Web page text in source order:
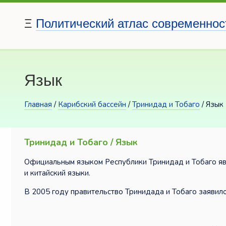
Ξ Политический атлас
Язык
Главная / Карибский бассейн /Тринидад и Тобаго / Язык
Тринидад и Тобаго / Язык
Официальным языком Республики Тринидад и Тобаго
и китайский языки.
В 2005 году правительство Тринидада и Тобаго